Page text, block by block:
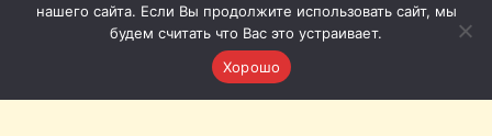
нашего сайта. Если Вы продолжите использовать сайт, мы
будем считать что Вас это устраивает.
Хорошо